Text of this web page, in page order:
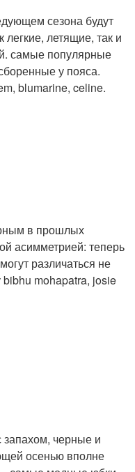
сезона будут
летящие, так и
самые популярные
у пояса.
blumarine, celine.
в прошлых
асимметрией: теперь
различаться не
bibhu mohapatra, josie
черные и
осенью вполне